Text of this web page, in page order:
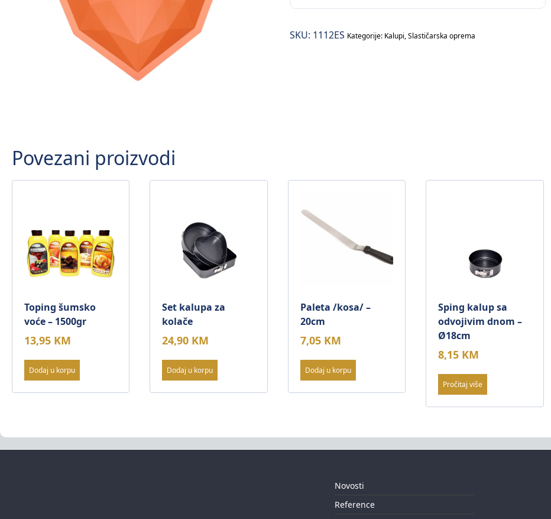
količina
SKU: 1112ES Kategorije: Kalupi,Slastičarska oprema
Povezani proizvodi
Toping šumsko
voće – 1500gr
13,95 KM
Dodaj u korpu
Set kalupa za
kolače
24,90 KM
Dodaj u korpu
Paleta /kosa/ –
20cm
7,05 KM
Dodaj u korpu
Sping kalup sa
odvojivim dnom –
Ø18cm
8,15 KM
Pročitaj više
Novosti
Reference